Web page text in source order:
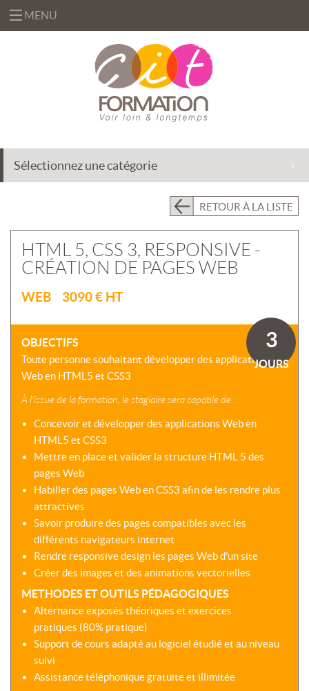
MENU
INFORMATIQUE
MANAGEMENT
&
FORMATION
DÉLÉGATION
DE
FORMATEURS
ASSISTANCE
DÉVELOPPEMENT
CPF
ACCORD
CENTRE
PRÉSENTIEL
INTRA
PRÉSENTIEL
COACHING
SÉMINAIRES
LEARNING
BLENDED
MULTI-
MODALES
MALLETTE
DU
DIRIGEANT
QUI
NOUS
PRÉSENTATION
DÉMARCHE
NOS
ÉQUIPES
ACTIONS
COLLECTIVES
CENTRE
RÉSEAU
Sélectionnez une catégorie
RETOUR À LA LISTE
HTML 5, CSS 3, RESPONSIVE -
CRÉATION DE PAGES WEB
WEB 3090 € HT
OBJECTIFS
Toute personne souhaitant développer des applications
Web en HTML5 et CSS3
À l'issue de la formation, le stagiaire sera capable de :
Concevoir et développer des applications Web en
HTML5 et CSS3
Mettre en place et valider la structure HTML 5 des
pages Web
Habiller des pages Web en CSS3 afin de les rendre plus
attractives
Savoir produire des pages compatibles avec les
différents navigateurs internet
Rendre responsive design les pages Web d'un site
Créer des images et des animations vectorielles
METHODES ET OUTILS PÉDAGOGIQUES
Alternance exposés théoriques et exercices
pratiques (80% pratique)
Support de cours adapté au logiciel étudié et au niveau
suivi
Assistance téléphonique gratuite et illimitée
3
JOURS